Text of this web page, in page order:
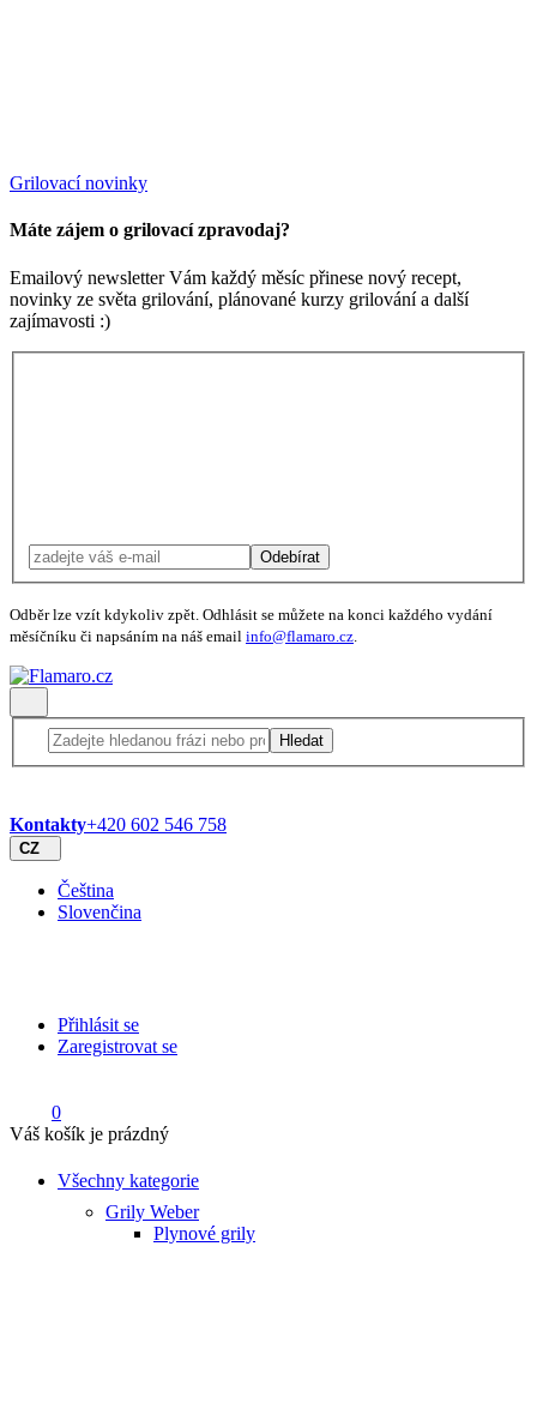
Grilovací novinky
Máte zájem o grilovací zpravodaj?
Emailový newsletter Vám každý měsíc přinese nový recept,
novinky ze světa grilování, plánované kurzy grilování a další
zajímavosti :)
Odebírat
Odběr lze vzít kdykoliv zpět. Odhlásit se můžete na konci každého vydání
měsíčníku či napsáním na náš email info@flamaro.cz.
Hledat
Kontakty+420 602 546 758
CZ
Čeština
Slovenčina
Přihlásit se
Zaregistrovat se
0
Váš košík je prázdný
Všechny kategorie
Grily Weber
Plynové grily